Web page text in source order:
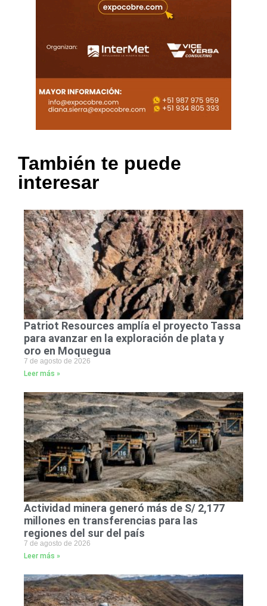
También te puede
interesar
Patriot Resources amplía el proyecto Tassa
para avanzar en la exploración de plata y
oro en Moquegua
7 de agosto de 2026
Leer más »
Actividad minera generó más de S/ 2,177
millones en transferencias para las
regiones del sur del país
7 de agosto de 2026
Leer más »